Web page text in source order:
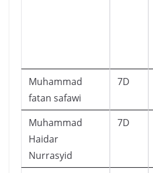
Muhammad
fatan safawi
7D
Muhammad
Haidar
Nurrasyid
7D